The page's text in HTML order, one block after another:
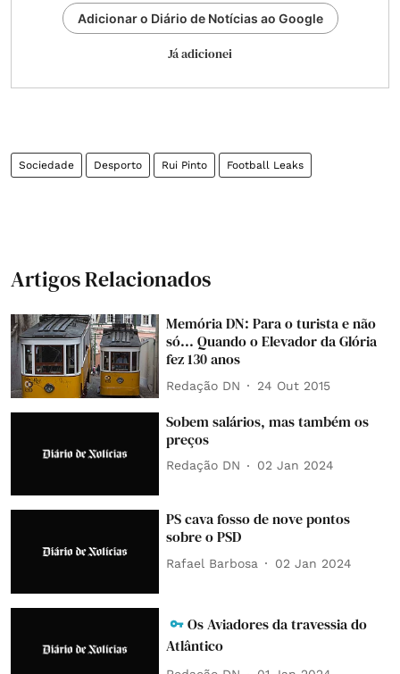
Adicionar o Diário de Notícias ao Google
Já adicionei
Sociedade Desporto Rui Pinto Football Leaks
Artigos Relacionados
Memória DN: Para o turista e não
só... Quando o Elevador da Glória
fez 130 anos
Redação DN 24 Out 2015
Sobem salários, mas também os
preços
Redação DN 02 Jan 2024
PS cava fosso de nove pontos
sobre o PSD
Rafael Barbosa 02 Jan 2024
Os Aviadores da travessia do
Atlântico